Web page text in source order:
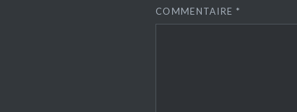
COMMENTAIRE *